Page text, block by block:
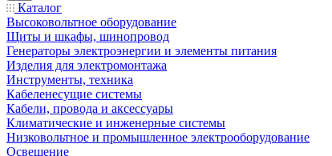
Каталог
Высоковольтное оборудование
Щиты и шкафы, шинопровод
Генераторы электроэнергии и элементы питания
Изделия для электромонтажа
Инструменты, техника
Кабеленесущие системы
Кабели, провода и аксессуары
Климатические и инженерные системы
Низковольтное и промышленное электрооборудование
Освещение